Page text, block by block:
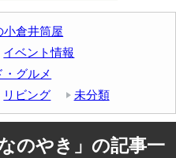
小倉井筒屋
イベント情報
・グルメ
リビング 未分類
のやき」の記事一